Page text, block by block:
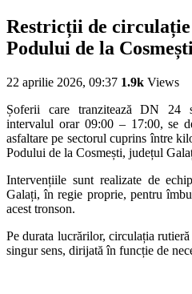
Restricții de circulație
Podului de la Cosmești
22 aprilie 2026, 09:37 1.9k Views
Șoferii care tranzitează DN 24
intervalul orar 09:00 – 17:00, se
asfaltare pe sectorul cuprins între
Podului de la Cosmești, județul
Intervențiile sunt realizate de
Galați, în regie proprie, pentru
acest tronson.
Pe durata lucrărilor, circulația
singur sens, dirijată în funcție de